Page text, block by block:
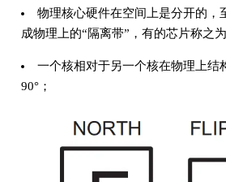
物理核心硬件在空间上是分开的，
成物理上的“隔离带”，有的芯片称之为
一个核相对于另一个核在物理上结
90°；